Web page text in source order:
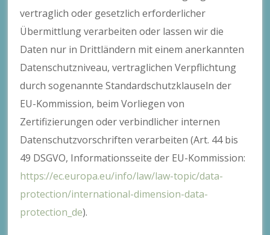
vertraglich oder gesetzlich erforderlicher
Übermittlung verarbeiten oder lassen wir die
Daten nur in Drittländern mit einem anerkannten
Datenschutzniveau, vertraglichen Verpflichtung
durch sogenannte Standardschutzklauseln der
EU-Kommission, beim Vorliegen von
Zertifizierungen oder verbindlicher internen
Datenschutzvorschriften verarbeiten (Art. 44 bis
49 DSGVO, Informationsseite der EU-Kommission:
https://ec.europa.eu/info/law/law-topic/data-
protection/international-dimension-data-
protection_de).